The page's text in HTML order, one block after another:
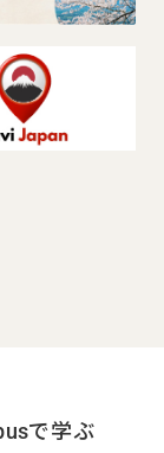
で学ぶ